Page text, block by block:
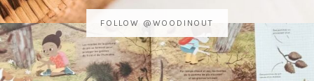
FOLLOW @WOODINOUT